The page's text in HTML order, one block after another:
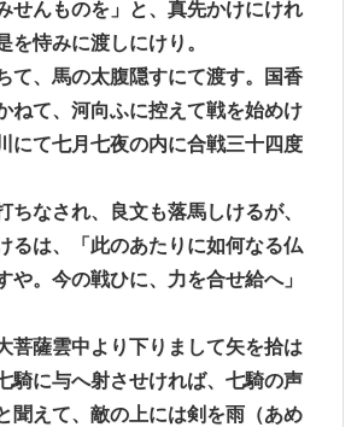
せんものを」と、真先かけにけれ
を恃みに渡しにけり。
て、馬の太腹隠すにて渡す。国香
ねて、河向ふに控えて戦を始めけ
にて七月七夜の内に合戦三十四度
ちなされ、良文も落馬しけるが、
るは、「此のあたりに如何なる仏
や。今の戦ひに、力を合せ給へ」
菩薩雲中より下りまして矢を拾は
騎に与へ射させければ、七騎の声
聞えて、敵の上には剣を雨（あめ